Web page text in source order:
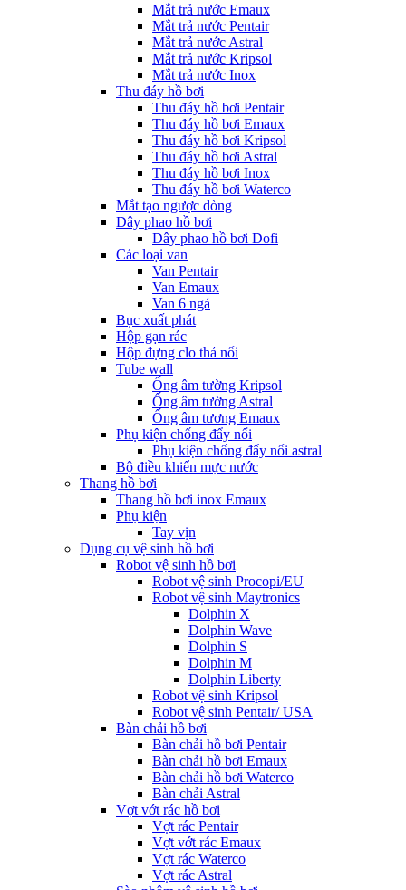
Mắt trả nước Emaux
Mắt trả nước Pentair
Mắt trả nước Astral
Mắt trả nước Kripsol
Mắt trả nước Inox
Thu đáy hồ bơi
Thu đáy hồ bơi Pentair
Thu đáy hồ bơi Emaux
Thu đáy hồ bơi Kripsol
Thu đáy hồ bơi Astral
Thu đáy hồ bơi Inox
Thu đáy hồ bơi Waterco
Mắt tạo ngược dòng
Dây phao hồ bơi
Dây phao hồ bơi Dofi
Các loại van
Van Pentair
Van Emaux
Van 6 ngả
Bục xuất phát
Hộp gạn rác
Hộp đựng clo thả nổi
Tube wall
Ống âm tường Kripsol
Ống âm tường Astral
Ống âm tương Emaux
Phụ kiện chống đẩy nổi
Phụ kiện chống đẩy nổi astral
Bộ điều khiển mực nước
Thang hồ bơi
Thang hồ bơi inox Emaux
Phụ kiện
Tay vịn
Dụng cụ vệ sinh hồ bơi
Robot vệ sinh hồ bơi
Robot vệ sinh Procopi/EU
Robot vệ sinh Maytronics
Dolphin X
Dolphin Wave
Dolphin S
Dolphin M
Dolphin Liberty
Robot vệ sinh Kripsol
Robot vệ sinh Pentair/ USA
Bàn chải hồ bơi
Bàn chải hồ bơi Pentair
Bàn chải hồ bơi Emaux
Bàn chải hồ bơi Waterco
Bàn chải Astral
Vợt vớt rác hồ bơi
Vợt rác Pentair
Vợt vớt rác Emaux
Vợt rác Waterco
Vợt rác Astral